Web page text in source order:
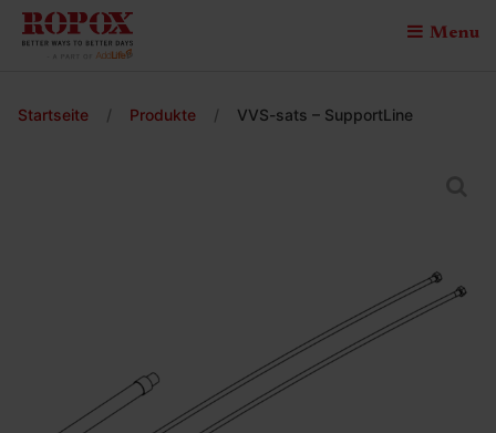
Menu
Startseite / Produkte / VVS-sats – SupportLine